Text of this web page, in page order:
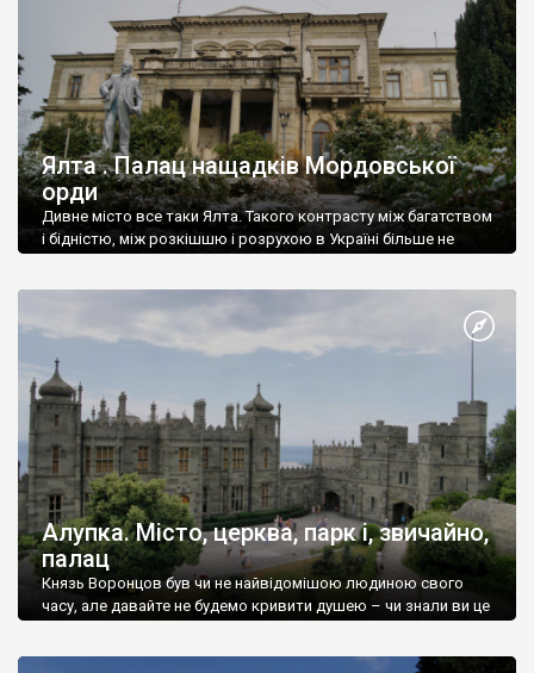
Ялта . Палац нащадків Мордовської
орди
Дивне місто все таки Ялта. Такого контрасту між багатством
і бідністю, між розкішшю і розрухою в Україні більше не
Алупка. Місто, церква, парк і, звичайно,
палац
Князь Воронцов був чи не найвідомішою людиною свого
часу, але давайте не будемо кривити душею – чи знали ви це